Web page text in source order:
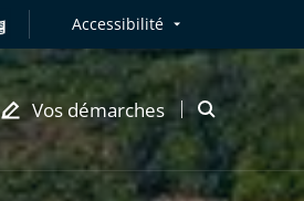
Accessibilité
Vos démarches
Ouvrir
la
modale